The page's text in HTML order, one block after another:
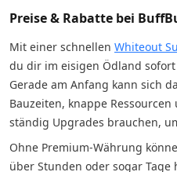
Preise & Rabatte bei
Mit einer schnellen Whiteout
du dir im eisigen Ödland
Gerade am Anfang kann sich
Bauzeiten, knappe
ständig Upgrades brauchen,
Ohne Premium-Währung
über Stunden oder sogar Tage